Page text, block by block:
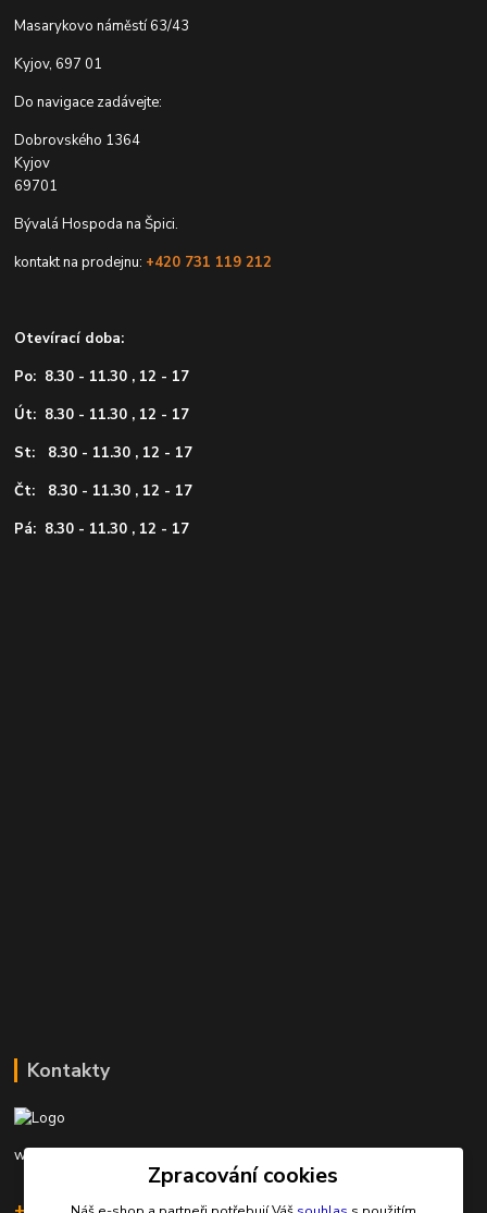
Masarykovo náměstí 63/43
Kyjov, 697 01
Do navigace zadávejte:
Dobrovského 1364
Kyjov
69701
Bývalá Hospoda na Špici.
kontakt na prodejnu: +420 731 119 212
Otevírací doba:
Po: 8.30 - 11.30 , 12 - 17
Út: 8.30 - 11.30 , 12 - 17
St: 8.30 - 11.30 , 12 - 17
Čt: 8.30 - 11.30 , 12 - 17
Pá: 8.30 - 11.30 , 12 - 17
Kontakty
www.rybarinakyjov.cz
Zpracování cookies